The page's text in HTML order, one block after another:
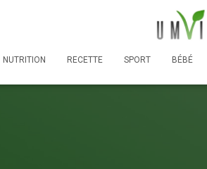
NUTRITION RECETTE SPORT BÉBÉ